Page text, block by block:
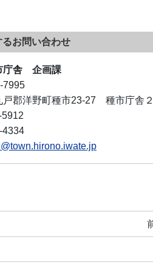
お問い合わせ
庁舎 企画課
7995
戸郡洋野町種市23-27 種市庁舎
4334